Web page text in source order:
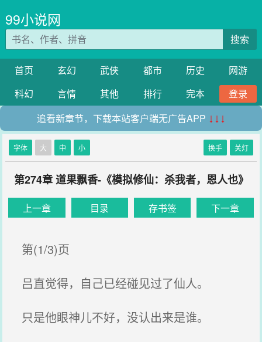
99小说网
搜索
首页 玄幻 武侠 都市 历史
网游
科幻
言情 其他 排行 完本
登录
追看新章节，下载本站客户端无广告APP ↓↓↓
字体 大 中 小 换手 关灯
第274章 道果飘香-《模拟修仙：杀我者，恩人也》
上一章 目录 存书签 下一章
第(1/3)页
吕直觉得，自己已经碰见过了仙人。
只是他眼神儿不好，没认出来是谁。